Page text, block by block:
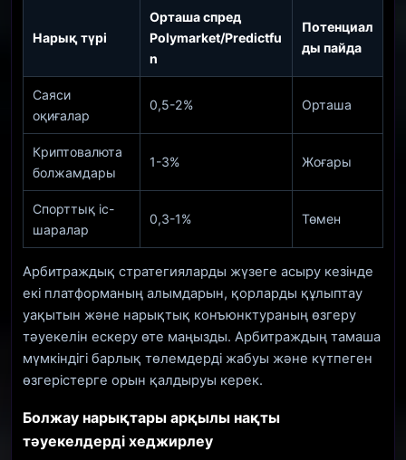
Нарық түрі
Орташа спред
Polymarket/Predictfu
n
Потенциал
ды пайда
Саяси
оқиғалар
0,5-2% Орташа
Криптовалюта
болжамдары
1-3% Жоғары
Спорттық іс-
шаралар
0,3-1% Төмен
Арбитраждық стратегияларды жүзеге асыру кезінде
екі платформаның алымдарын, қорларды құлыптау
уақытын және нарықтық конъюнктураның өзгеру
тәуекелін ескеру өте маңызды. Арбитраждың тамаша
мүмкіндігі барлық төлемдерді жабуы және күтпеген
өзгерістерге орын қалдыруы керек.
Болжау нарықтары арқылы нақты
тәуекелдерді хеджирлеу